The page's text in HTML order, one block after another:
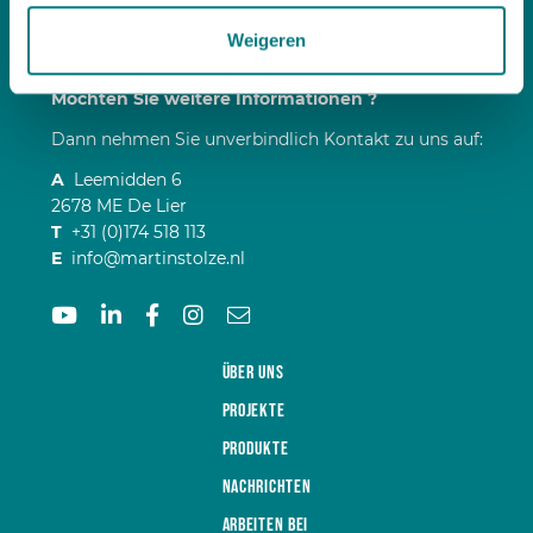
Weigeren
Möchten Sie weitere Informationen ?
Dann nehmen Sie unverbindlich Kontakt zu uns auf:
ALeemidden 6
2678 ME De Lier
T+31 (0)174 518 113
Einfo@martinstolze.nl
Über uns
Projekte
Produkte
Nachrichten
Arbeiten bei